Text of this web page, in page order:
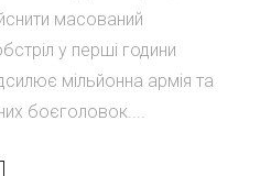
масований
у перші години
мільйонна армія та
боєголовок....